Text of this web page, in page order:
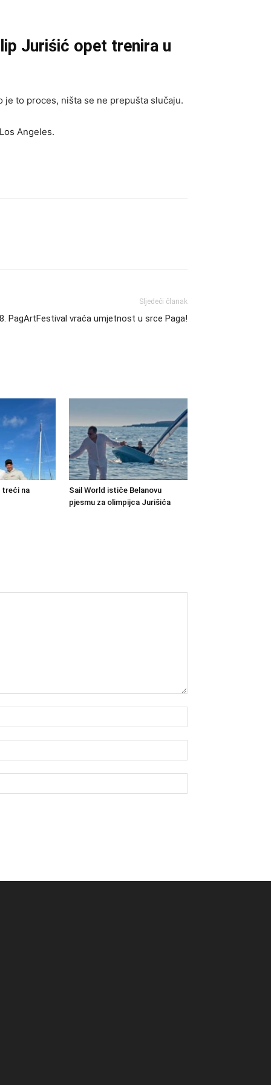
Juriśić opet trenira u
je to proces, ništa se ne prepušta slučaju.
Angeles.
Sljedeći članak
PagArtFestival vraća umjetnost u srce Paga!
treći na
Sail World ističe Belanovu
pjesmu za olimpijca Jurišića